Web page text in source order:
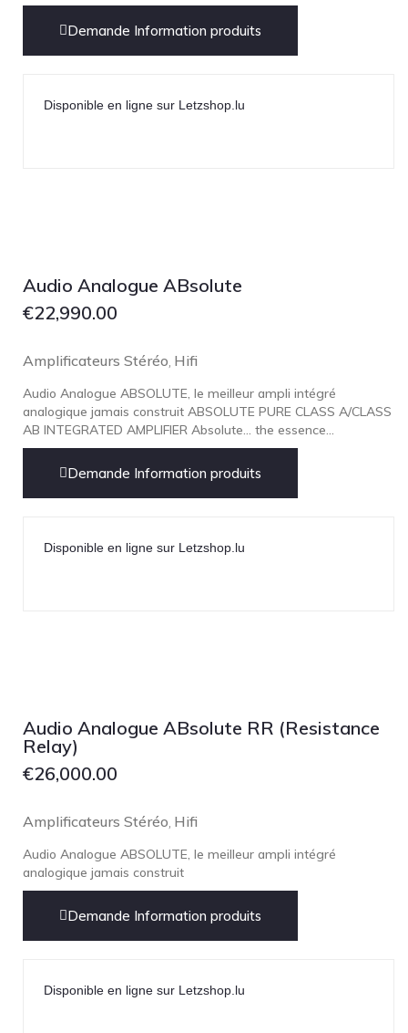
Demande Information produits
Disponible en ligne sur Letzshop.lu
Audio Analogue ABsolute
€22,990.00
Amplificateurs Stéréo Hifi
Audio Analogue ABSOLUTE, le meilleur ampli intégré
analogique jamais construit ABSOLUTE PURE CLASS A/CLASS
AB INTEGRATED AMPLIFIER Absolute... the essence...
Demande Information produits
Disponible en ligne sur Letzshop.lu
Audio Analogue ABsolute RR (Resistance
Relay)
€26,000.00
Amplificateurs Stéréo Hifi
Audio Analogue ABSOLUTE, le meilleur ampli intégré
analogique jamais construit
Demande Information produits
Disponible en ligne sur Letzshop.lu